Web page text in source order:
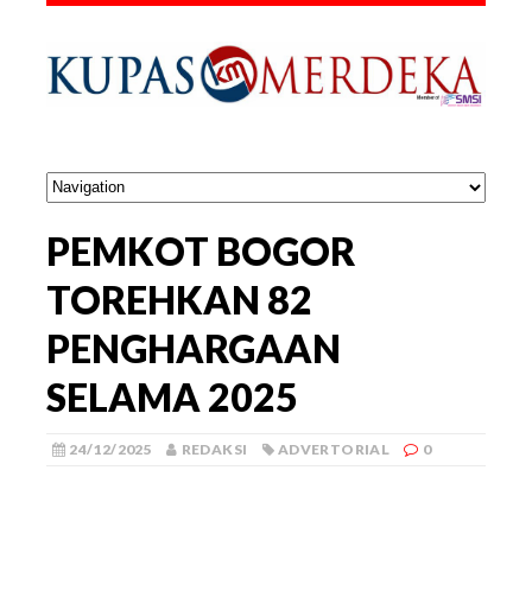
PEMKOT BOGOR
TOREHKAN 82
PENGHARGAAN
SELAMA 2025
24/12/2025 REDAKSI ADVERTORIAL 0